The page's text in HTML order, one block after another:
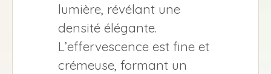
lumière, révélant une
densité élégante.
L’effervescence est fine et
crémeuse, formant un